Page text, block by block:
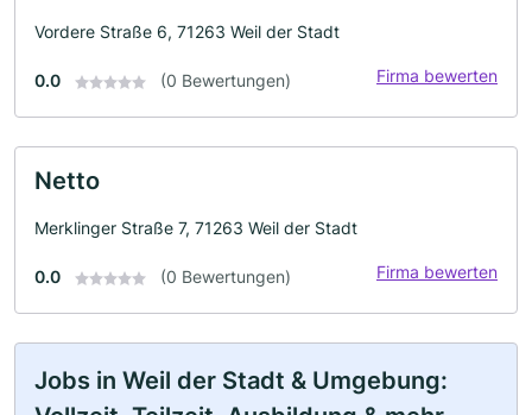
Vordere Straße 6, 71263 Weil der Stadt
0.0 (0 Bewertungen) Firma bewerten
Netto
Merklinger Straße 7, 71263 Weil der Stadt
0.0 (0 Bewertungen) Firma bewerten
Jobs in Weil der Stadt & Umgebung: